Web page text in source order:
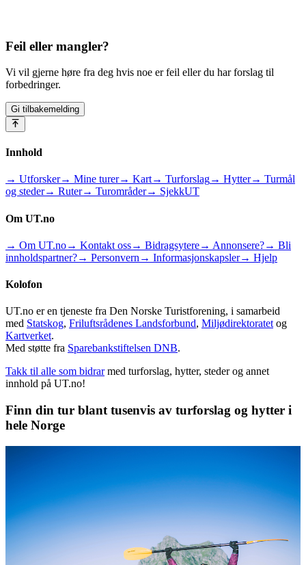
Feil eller mangler?
Vi vil gjerne høre fra deg hvis noe er feil eller du har forslag til
forbedringer.
Gi tilbakemelding
Innhold
→ Utforsker→ Mine turer→ Kart→ Turforslag→ Hytter→ Turmål
og steder→ Ruter→ Turområder→ SjekkUT
Om UT.no
→ Om UT.no→ Kontakt oss→ Bidragsytere→ Annonsere?→ Bli
innholdspartner?→ Personvern → Informasjonskapsler→ Hjelp
Kolofon
UT.no er en tjeneste fra Den Norske Turistforening, i samarbeid
med Statskog, Friluftsrådenes Landsforbund, Miljødirektoratet og
Kartverket.
Med støtte fra Sparebankstiftelsen DNB.
Takk til alle som bidrar med turforslag, hytter, steder og annet
innhold på UT.no!
Finn din tur blant tusenvis av turforslag og hytter i
hele Norge